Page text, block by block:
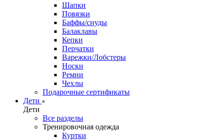
Шапки
Повязки
Баффы/снуды
Балаклавы
Кепки
Перчатки
Варежки/Лобстеры
Носки
Ремни
Чехлы
Подарочные сертификаты
Дети
Дети
Все разделы
Тренировочная одежда
Куртки